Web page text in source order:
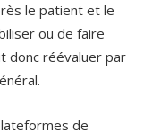
le patient et le
ou de faire
donc réévaluer par
de